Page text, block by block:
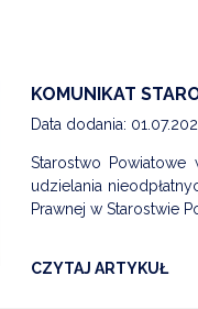
KOMUNIKAT
Data dodania:
Starostwo
udzielania
Prawnej w Starostwie
CZYTAJ ARTYKUŁ